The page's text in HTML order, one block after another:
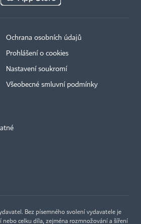
Ochrana osobních údajů
Prohlášení o cookies
Nastavení soukromí
Všeobecné smluvní podmínky
Bez písemného svolení vydavatele je
celku díla, zejména rozmnožování a šíření